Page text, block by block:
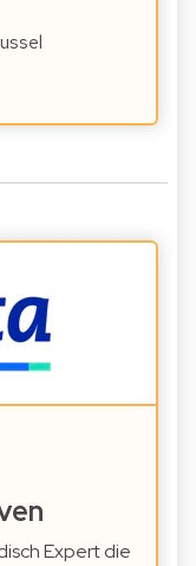
Expert die